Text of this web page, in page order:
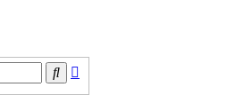
Поиск